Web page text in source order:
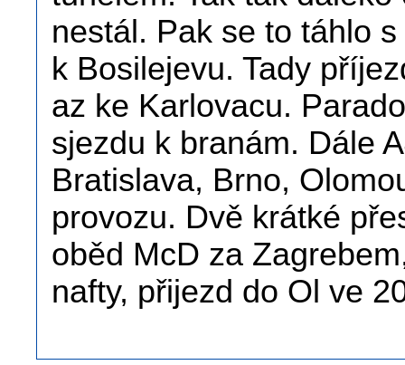
nestál. Pak se to táhlo
k Bosilejevu. Tady
az ke Karlovacu.
sjezdu k branám. Dále
Bratislava, Brno,
provozu. Dvě krátké
oběd McD za
nafty, přijezd do Ol ve